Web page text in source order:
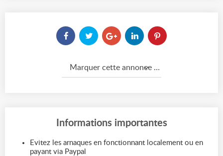
Marquer cette annonce comme...
Informations importantes
Evitez les arnaques en fonctionnant localement ou en
payant via Paypal